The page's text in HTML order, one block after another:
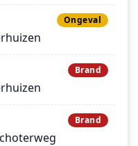
Ongeval
Brand
Brand